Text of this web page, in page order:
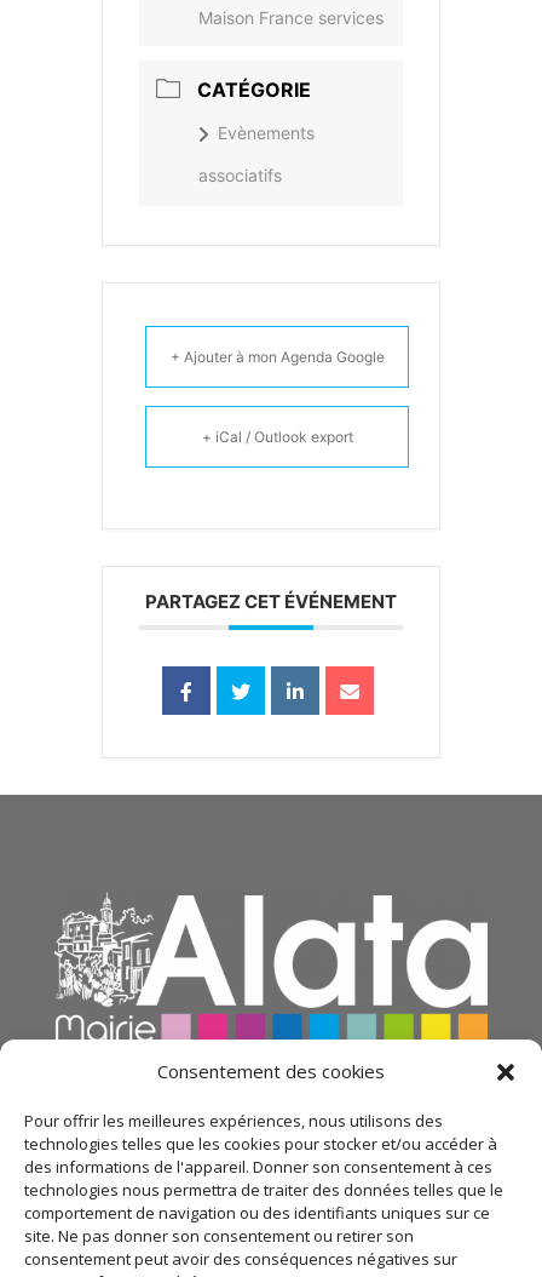
Consentement des cookies
Pour offrir les meilleures expériences, nous utilisons des
technologies telles que les cookies pour stocker et/ou accéder à
des informations de l'appareil. Donner son consentement à ces
technologies nous permettra de traiter des données telles que le
comportement de navigation ou des identifiants uniques sur ce
site. Ne pas donner son consentement ou retirer son
consentement peut avoir des conséquences négatives sur
Maison France services
CATÉGORIE
Evènements
associatifs
+ Ajouter à mon Agenda Google
+ iCal / Outlook export
PARTAGEZ CET ÉVÉNEMENT